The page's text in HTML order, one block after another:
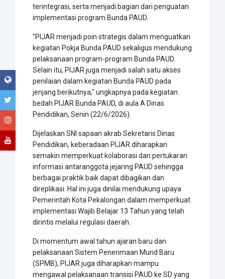
terintegrasi, serta menjadi bagian dari penguatan
implementasi program Bunda PAUD.
"PIJAR menjadi poin strategis dalam menguatkan
kegiatan Pokja Bunda PAUD sekaligus mendukung
pelaksanaan program-program Bunda PAUD.
Selain itu, PIJAR juga menjadi salah satu akses
penilaian dalam kegiatan Bunda PAUD pada
jenjang berikutnya," ungkapnya pada kegiatan
bedah PIJAR Bunda PAUD, di aula A Dinas
Pendidikan, Senin (22/6/2026).
Dijelaskan SNI sapaan akrab Sekretaris Dinas
Pendidikan, keberadaan PIJAR diharapkan
semakin memperkuat kolaborasi dan pertukaran
informasi antaranggota jejaring PAUD sehingga
berbagai praktik baik dapat dibagikan dan
direplikasi. Hal ini juga dinilai mendukung upaya
Pemerintah Kota Pekalongan dalam memperkuat
implementasi Wajib Belajar 13 Tahun yang telah
dirintis melalui regulasi daerah.
Di momentum awal tahun ajaran baru dan
pelaksanaan Sistem Penerimaan Murid Baru
(SPMB), PIJAR juga diharapkan mampu
mengawal pelaksanaan transisi PAUD ke SD yang